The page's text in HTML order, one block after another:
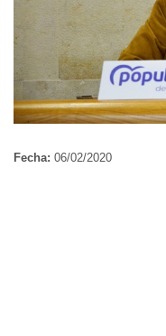
Fecha: 06/02/2020